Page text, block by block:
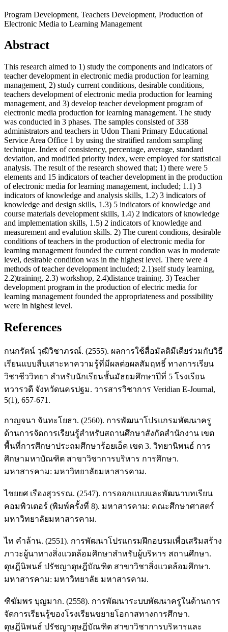
Program Development, Teachers Development, Production of
Electronic Media to Learning Management
Abstract
This research aimed to 1) study the components and indicators of
teacher development in electronic media production for learning
management, 2) study current conditions, desirable conditions,
teachers development of electronic media production for learning
management, and 3) develop teacher development program of
electronic media production for learning management. The study
was conducted in 3 phases. The samples consisted of 338
administrators and teachers in Udon Thani Primary Educational
Service Area Office 1 by using the stratified random sampling
technique. Index of consistency, percentage, average, standard
deviation, and modified priority index, were employed for statistical
analysis. The result of the research showed that; 1) there were 5
elements and 15 indicators of teacher development in the production
of electronic media for learning management, included; 1.1) 3
indicators of knowledge and analysis skills, 1.2) 3 indicators of
knowledge and design skills, 1.3) 5 indicators of knowledge and
course materials development skills, 1.4) 2 indicators of knowledge
and implementation skills, 1.5) 2 indicators of knowledge and
measurement and evalution skills. 2) The curent condions, desirable
conditions of teachers in the production of electronic media for
learning management founded the current condion was in moderate
level, desirable condition was in the highest level. There were 4
methods of teacher development included; 2.1)self study learning,
2.2)training, 2.3) workshop, 2.4)distance training. 3) Teacher
development program in the production of electric media for
learning management founded the appropriateness and possibility
were in highest level.
References
กนกรัตน์ วุฒิวิชาภรณ์. (2555). ผลการใช้สื่อมัลติมีเดียร่วมกับวิธี
เรียนแบบสืบเสาะหาความรู้ที่มีผลต่อผลสัมฤทธิ์ ทางการเรียน
วิชาชีววิทยา สำหรับนักเรียนชั้นมัธยมศึกษาปีที่ 5 โรงเรียน
ทวารวดี จังหวัดนครปฐม. วารสารวิชาการ Veridian E-Journal,
5(1), 657-671.
กาญจนา จันทะโยธา. (2560). การพัฒนาโปรแกรมพัฒนาครู
ด้านการจัดการเรียนรู้สำหรับสถานศึกษาสังกัดสำนักงาน เขต
พื้นที่การศึกษาประถมศึกษาร้อยเอ็ด เขต 3. วิทยานิพนธ์ การ
ศึกษามหาบัณฑิต สาขาวิชาการบริหาร การศึกษา.
มหาสารคาม: มหาวิทยาลัยมหาสารคาม.
ไชยยศ เรืองสุวรรณ. (2547). การออกแบบและพัฒนาบทเรียน
คอมพิวเตอร์ (พิมพ์ครั้งที่ 8). มหาสารคาม: คณะศึกษาศาสตร์
มหาวิทยาลัยมหาสารคาม.
ไท คำล้าน. (2551). การพัฒนาโปรแกรมฝึกอบรมเพื่อเสริมสร้าง
ภาวะผู้นาทางสิ่งแวดล้อมศึกษาสำหรับผู้บริหาร สถานศึกษา.
ดุษฎีนิพนธ์ ปรัชญาดุษฎีบัณฑิต สาขาวิชาสิ่งแวดล้อมศึกษา.
มหาสารคาม: มหาวิทยาลัย มหาสารคาม.
ฑิฆัมพร บุญมาก. (2558). การพัฒนาระบบพัฒนาครูในด้านการ
จัดการเรียนรู้ของโรงเรียนขยายโอกาสทางการศึกษา.
ดุษฎีนิพนธ์ ปรัชญาดุษฎีบัณฑิต สาขาวิชาการบริหารและ